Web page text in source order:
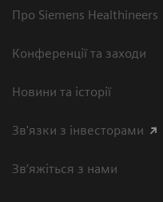
Про Siemens Healthineers
Конференції та заходи
Новини та історії
Зв'язки з інвесторами
Зв’яжіться з нами